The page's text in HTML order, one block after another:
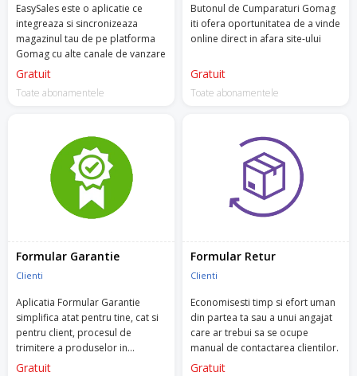
EasySales este o aplicatie ce
integreaza si sincronizeaza
magazinul tau de pe platforma
Gomag cu alte canale de vanzare
Gratuit
Toate abonamentele
Butonul de Cumparaturi Gomag
iti ofera oportunitatea de a vinde
online direct in afara site-ului
Gratuit
Toate abonamentele
Formular Garantie
Clienti
Aplicatia Formular Garantie
simplifica atat pentru tine, cat si
pentru client, procesul de
trimitere a produselor in
garantie.
Gratuit
Formular Retur
Clienti
Economisesti timp si efort uman
din partea ta sau a unui angajat
care ar trebui sa se ocupe
manual de contactarea clientilor.
Gratuit